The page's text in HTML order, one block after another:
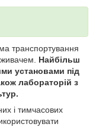
транспортування
Найбільш
установами під
лабораторій з
і тимчасових